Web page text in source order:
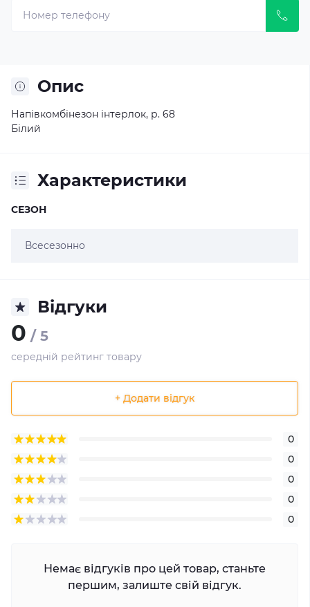
Опис
Напівкомбінезон інтерлок, р. 68
Білий
Характеристики
СЕЗОН
Всесезонно
Відгуки
0 / 5
середній рейтинг товару
+ Додати відгук
0
0
0
0
0
Немає відгуків про цей товар, станьте
першим, залиште свій відгук.